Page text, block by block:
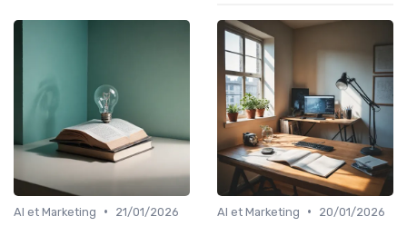
AI et Marketing •
21/01/2026
AI et Marketing •
20/01/2026